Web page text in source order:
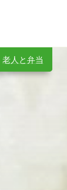
老人と弁当